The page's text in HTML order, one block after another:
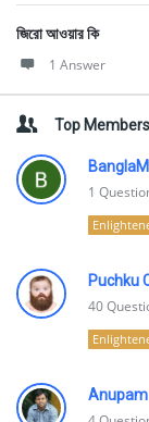
জিরো আওয়ার কি
1 Answer
Top Members
1
Puchku
40